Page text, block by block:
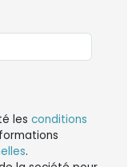
les conditions
.